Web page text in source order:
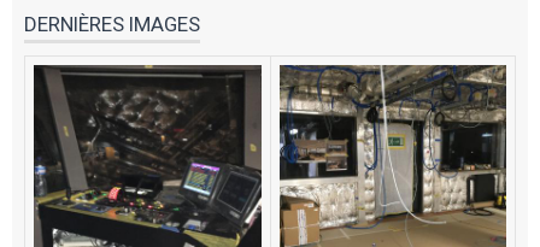
DERNIÈRES IMAGES